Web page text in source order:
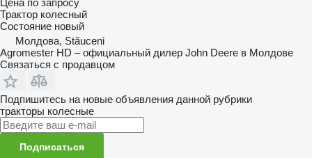
Цена по запросу
Трактор колесный
Состояние новый
Молдова, Stăuceni
Agromester HD – официальный дилер John Deere в Молдове
Связаться с продавцом
Подпишитесь на новые объявления данной рубрики
тракторы колесные
Подписаться